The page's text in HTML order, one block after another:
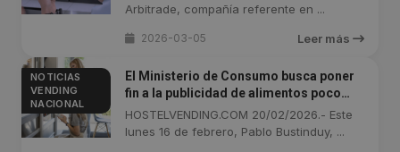
Arbitrade, compañía referente en ...
2026-03-05 Leer más
NOTICIAS
VENDING
NACIONAL
El Ministerio de Consumo busca poner
fin a la publicidad de alimentos poco
saludables dirigida a menores
HOSTELVENDING.COM 20/02/2026.- Este
lunes 16 de febrero, Pablo Bustinduy, ...